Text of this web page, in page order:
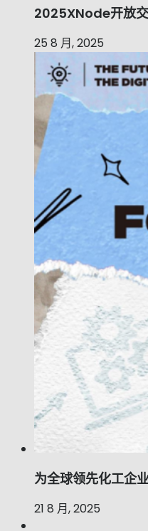
2025XNode开放
25 8 月, 2025
为全球领先化工企
21 8 月, 2025